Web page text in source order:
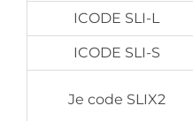
ICODE SLI-L
ICODE SLI-S
Je code SLIX2